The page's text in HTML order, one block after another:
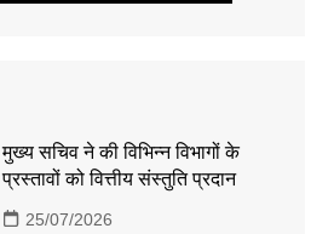
मुख्य सचिव ने की विभिन्न विभागों के
प्रस्तावों को वित्तीय संस्तुति प्रदान
25/07/2026